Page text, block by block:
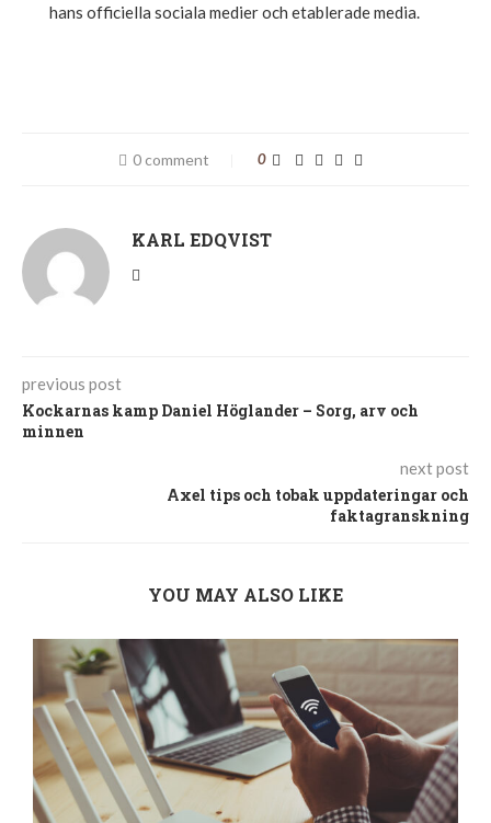
hans officiella sociala medier och etablerade media.
0 comment 0
KARL EDQVIST
previous post
Kockarnas kamp Daniel Höglander – Sorg, arv och
minnen
next post
Axel tips och tobak uppdateringar och
faktagranskning
YOU MAY ALSO LIKE